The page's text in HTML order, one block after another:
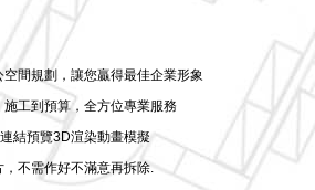
間規劃，讓您贏得最佳企業形象
工到預算，全方位專業服務
結預覽3D渲染動畫模擬
不需作好不滿意再拆除.